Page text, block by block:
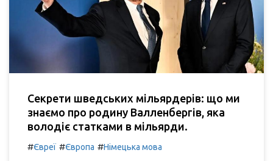
Секрети шведських мільярдерів: що ми
знаємо про родину Валленбергів, яка
володіє статками в мільярди.
#Євреї #Європа #Німецька мова